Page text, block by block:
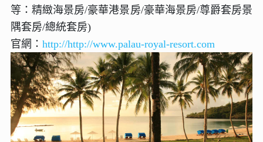
等：精緻海景房/豪華港景房/豪華海景房/尊爵套房景
隅套房/總統套房)
官網： http://http://www.palau-royal-resort.com